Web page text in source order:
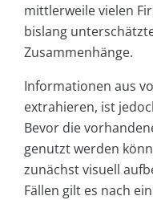
mittlerweile vielen
bislang
Zusammenhänge.
Informationen aus
extrahieren, ist
Bevor die
genutzt werden
zunächst visuell
Fällen gilt es nach